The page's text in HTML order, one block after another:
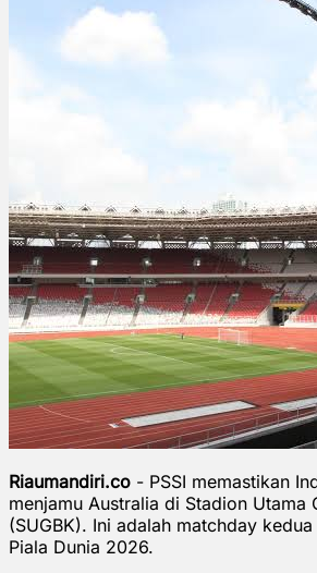
Riaumandiri.co - PSSI memastikan
menjamu Australia di Stadion Utama
(SUGBK). Ini adalah matchday
Piala Dunia 2026.